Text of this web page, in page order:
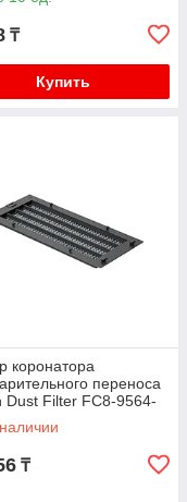
₸
Купить
коронатора
переноса
Dust Filter FC8-9564-
₸